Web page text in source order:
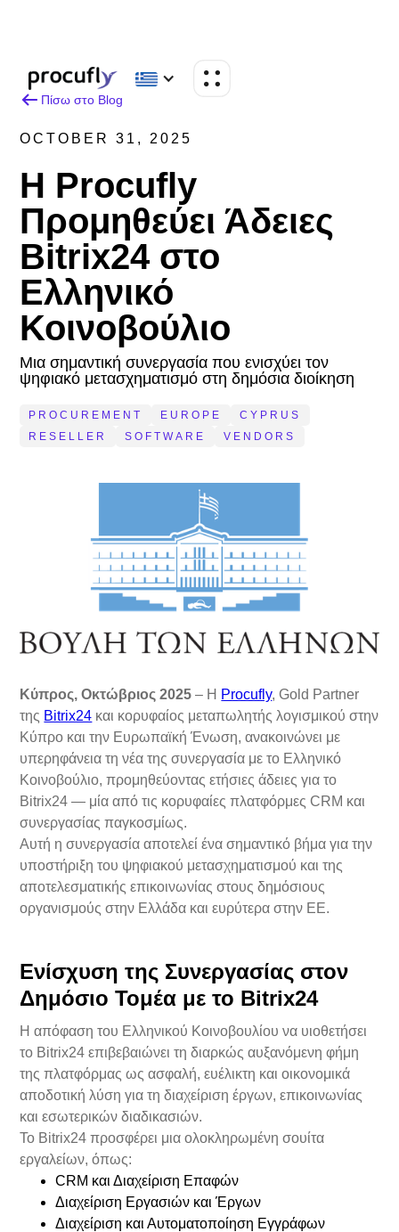
Πίσω στο Blog
OCTOBER 31, 2025
Η Procufly
Προμηθεύει Άδειες
Bitrix24 στο
Ελληνικό
Κοινοβούλιο
Μια σημαντική συνεργασία που ενισχύει τον
ψηφιακό μετασχηματισμό στη δημόσια διοίκηση
PROCUREMENT EUROPE
CYPRUS
RESELLER
SOFTWARE VENDORS
Κύπρος, Οκτώβριος 2025 – Η Procufly, Gold Partner
της Bitrix24 και κορυφαίος μεταπωλητής λογισμικού στην
Κύπρο και την Ευρωπαϊκή Ένωση, ανακοινώνει με
υπερηφάνεια τη νέα της συνεργασία με το Ελληνικό
Κοινοβούλιο, προμηθεύοντας ετήσιες άδειες για το
Bitrix24 — μία από τις κορυφαίες πλατφόρμες CRM και
συνεργασίας παγκοσμίως.
Αυτή η συνεργασία αποτελεί ένα σημαντικό βήμα για την
υποστήριξη του ψηφιακού μετασχηματισμού και της
αποτελεσματικής επικοινωνίας στους δημόσιους
οργανισμούς στην Ελλάδα και ευρύτερα στην ΕΕ.
Ενίσχυση της Συνεργασίας στον
Δημόσιο Τομέα με το Bitrix24
Η απόφαση του Ελληνικού Κοινοβουλίου να υιοθετήσει
το Bitrix24 επιβεβαιώνει τη διαρκώς αυξανόμενη φήμη
της πλατφόρμας ως ασφαλή, ευέλικτη και οικονομικά
αποδοτική λύση για τη διαχείριση έργων, επικοινωνίας
και εσωτερικών διαδικασιών.
Το Bitrix24 προσφέρει μια ολοκληρωμένη σουίτα
εργαλείων, όπως:
CRM και Διαχείριση Επαφών
Διαχείριση Εργασιών και Έργων
Διαχείριση και Αυτοματοποίηση Εγγράφων